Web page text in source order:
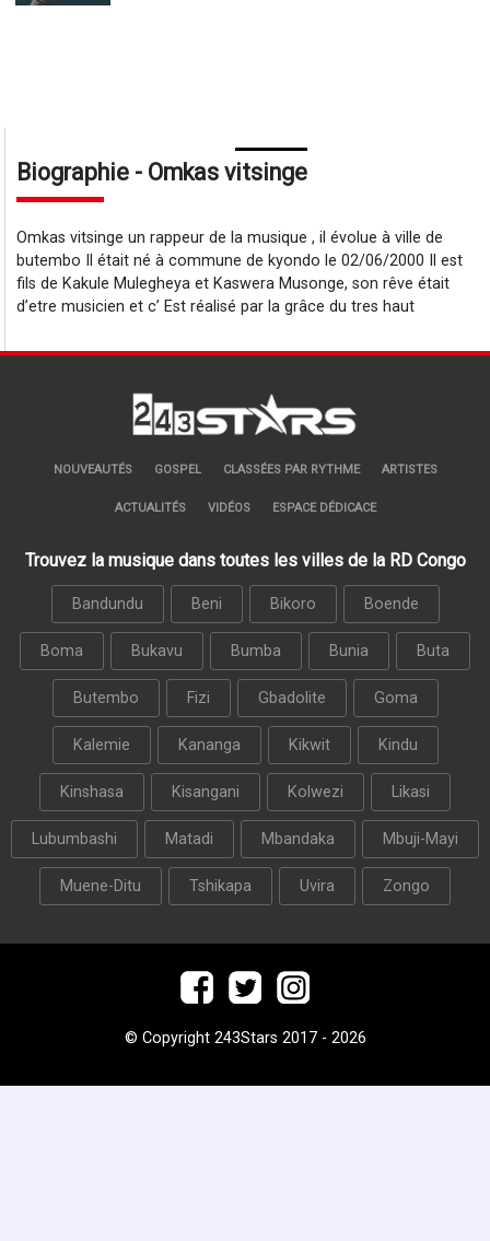
Biographie - Omkas vitsinge
Omkas vitsinge un rappeur de la musique , il évolue à ville de
butembo Il était né à commune de kyondo le 02/06/2000 Il est
fils de Kakule Mulegheya et Kaswera Musonge, son rêve était
d’etre musicien et c’ Est réalisé par la grâce du tres haut
NOUVEAUTÉS GOSPEL CLASSÉES PAR RYTHME ARTISTES
ACTUALITÉS VIDÉOS ESPACE DÉDICACE
Trouvez la musique dans toutes les villes de la RD Congo
Bandundu Beni Bikoro Boende
Boma Bukavu Bumba Bunia Buta
Butembo Fizi Gbadolite Goma
Kalemie Kananga Kikwit Kindu
Kinshasa Kisangani Kolwezi Likasi
Lubumbashi Matadi Mbandaka Mbuji-Mayi
Muene-Ditu Tshikapa Uvira Zongo
© Copyright 243Stars 2017 - 2026